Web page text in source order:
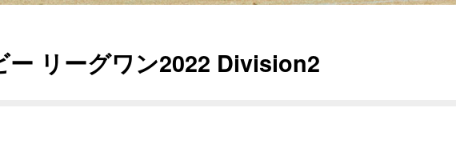
ー リーグワン2022 Division2